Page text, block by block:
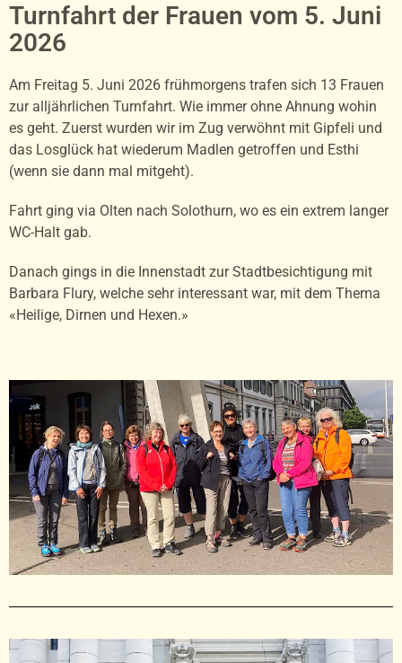
Turnfahrt der Frauen vom 5. Juni
2026
Am Freitag 5. Juni 2026 frühmorgens trafen sich 13 Frauen
zur alljährlichen Turnfahrt. Wie immer ohne Ahnung wohin
es geht. Zuerst wurden wir im Zug verwöhnt mit Gipfeli und
das Losglück hat wiederum Madlen getroffen und Esthi
(wenn sie dann mal mitgeht).
Fahrt ging via Olten nach Solothurn, wo es ein extrem langer
WC-Halt gab.
Danach gings in die Innenstadt zur Stadtbesichtigung mit
Barbara Flury, welche sehr interessant war, mit dem Thema
«Heilige, Dirnen und Hexen.»